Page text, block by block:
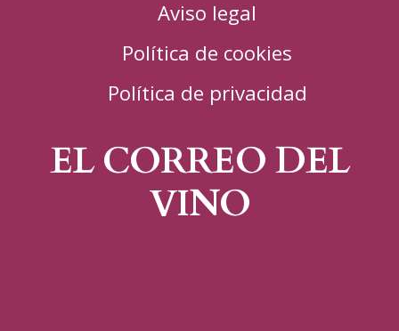
Aviso legal
Política de cookies
Política de privacidad
EL CORREO DEL
VINO